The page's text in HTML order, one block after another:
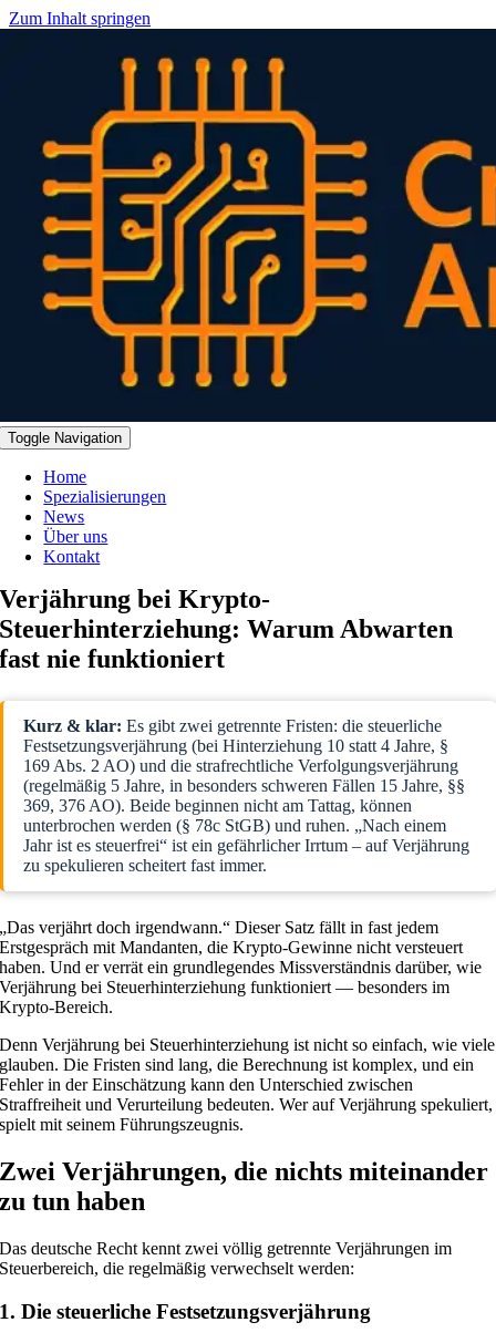
Zum Inhalt springen
Toggle Navigation
Home
Spezialisierungen
News
Über uns
Kontakt
Verjährung bei Krypto-
Steuerhinterziehung: Warum Abwarten
fast nie funktioniert
Kurz & klar: Es gibt zwei getrennte Fristen: die steuerliche
Festsetzungsverjährung (bei Hinterziehung 10 statt 4 Jahre, §
169 Abs. 2 AO) und die strafrechtliche Verfolgungsverjährung
(regelmäßig 5 Jahre, in besonders schweren Fällen 15 Jahre, §§
369, 376 AO). Beide beginnen nicht am Tattag, können
unterbrochen werden (§ 78c StGB) und ruhen. „Nach einem
Jahr ist es steuerfrei“ ist ein gefährlicher Irrtum – auf Verjährung
zu spekulieren scheitert fast immer.
„Das verjährt doch irgendwann.“ Dieser Satz fällt in fast jedem
Erstgespräch mit Mandanten, die Krypto-Gewinne nicht versteuert
haben. Und er verrät ein grundlegendes Missverständnis darüber, wie
Verjährung bei Steuerhinterziehung funktioniert — besonders im
Krypto-Bereich.
Denn Verjährung bei Steuerhinterziehung ist nicht so einfach, wie viele
glauben. Die Fristen sind lang, die Berechnung ist komplex, und ein
Fehler in der Einschätzung kann den Unterschied zwischen
Straffreiheit und Verurteilung bedeuten. Wer auf Verjährung spekuliert,
spielt mit seinem Führungszeugnis.
Zwei Verjährungen, die nichts miteinander
zu tun haben
Das deutsche Recht kennt zwei völlig getrennte Verjährungen im
Steuerbereich, die regelmäßig verwechselt werden:
1. Die steuerliche Festsetzungsverjährung